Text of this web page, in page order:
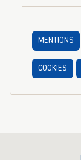
MENTIONS
COOKIES